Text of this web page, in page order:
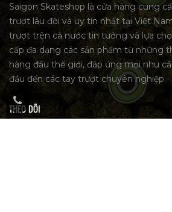
Saigon Skateshop là cửa hàng cung
trượt lâu đời và uy tín nhất tại Việt
trượt trên cả nước tin tưởng và lựa
cấp đa dạng các sản phẩm từ những
hàng đầu thế giới, đáp ứng mọi nhu
đầu đến các tay trượt chuyên nghiệp.
THEO DÕI